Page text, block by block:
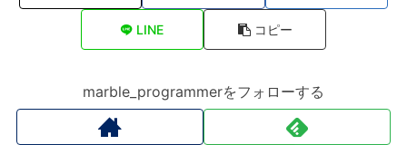
LINE コピー
marble_programmerをフォローする